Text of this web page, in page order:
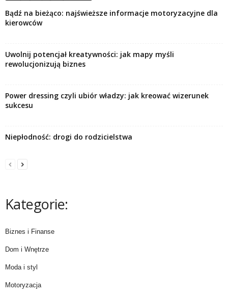
Bądź na bieżąco: najświeższe informacje motoryzacyjne dla
kierowców
Uwolnij potencjał kreatywności: jak mapy myśli
rewolucjonizują biznes
Power dressing czyli ubiór władzy: jak kreować wizerunek
sukcesu
Niepłodność: drogi do rodzicielstwa
Kategorie:
Biznes i Finanse
Dom i Wnętrze
Moda i styl
Motoryzacja